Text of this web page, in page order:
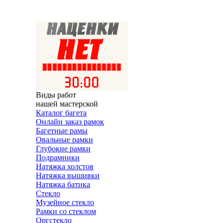
Виды работ
нашей мастерской
Каталог багета
Онлайн заказ рамок
Багетные рамы
Овальные рамки
Глубокие рамки
Подрамники
Натяжка холстов
Натяжка вышивки
Натяжка батика
Стекло
Музейное стекло
Рамки со стеклом
Оргстекло